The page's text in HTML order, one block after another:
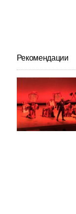
Рекомендации